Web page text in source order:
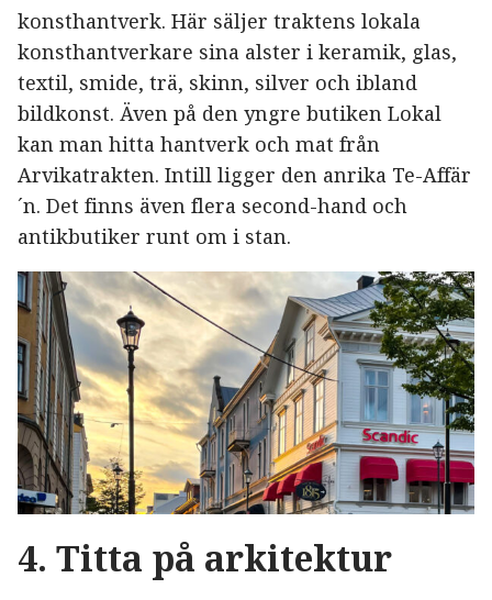
konsthantverk. Här säljer traktens lokala
konsthantverkare sina alster i keramik, glas,
textil, smide, trä, skinn, silver och ibland
bildkonst. Även på den yngre butiken Lokal
kan man hitta hantverk och mat från
Arvikatrakten. Intill ligger den anrika Te-Affär
´n. Det finns även flera second-hand och
antikbutiker runt om i stan.
4. Titta på arkitektur